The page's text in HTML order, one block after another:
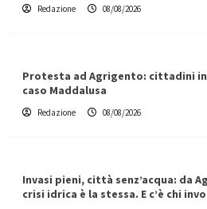
Redazione 08/08/2026
Protesta ad Agrigento: cittadini in
caso Maddalusa
Redazione 08/08/2026
Invasi pieni, città senz’acqua: da
crisi idrica è la stessa. E c’è chi